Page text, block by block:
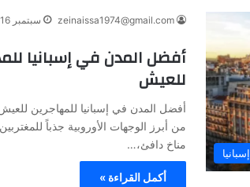
إسبانيا
zeinaissa1974@gmail.com
سبتمبر 16, 2024
أفضل المدن في إسبانيا
للعيش
أفضل المدن في إسبانيا للمهاجرين للعيش.
من أبرز الوجهات الأوروبية جذباً
مناخ دافئ،…
أكمل القراءة »